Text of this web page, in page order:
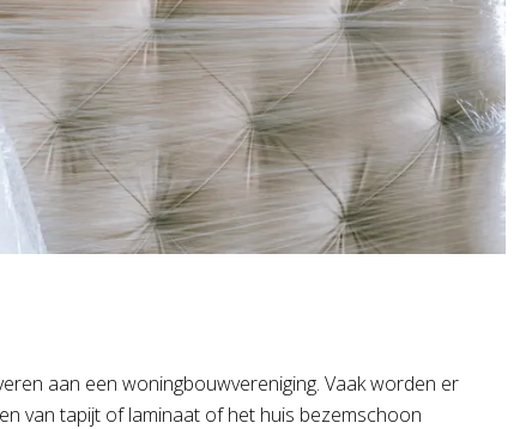
aan een woningbouwvereniging. Vaak worden er
van tapijt of laminaat of het huis bezemschoon